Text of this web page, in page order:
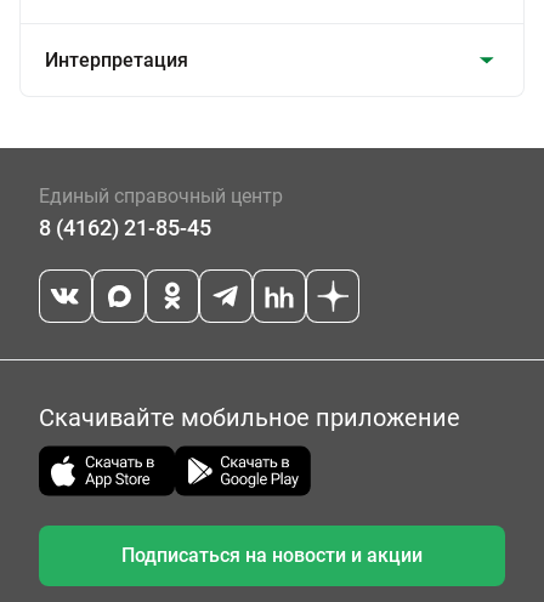
Интерпретация
Единый справочный центр
8 (4162) 21-85-45
Скачивайте мобильное приложение
Подписаться на новости и акции